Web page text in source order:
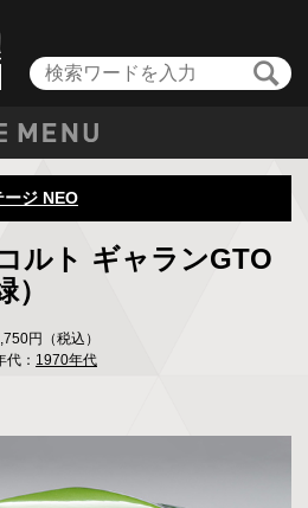
ージ NEO
ルト ギャランGTO
円（税込）
： 1970年代